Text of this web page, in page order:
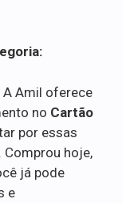
A Amil oferece
no Cartão
por essas
. Comprou hoje,
já pode
e